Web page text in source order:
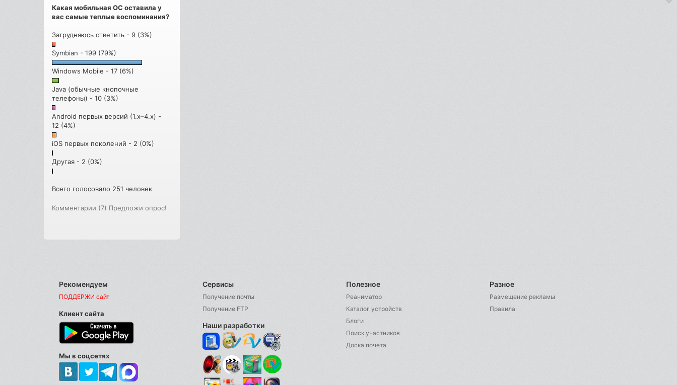
Какая мобильная ОС оставила у
вас самые теплые воспоминания?
Затрудняюсь ответить - 9 (3%)
Symbian - 199 (79%)
Windows Mobile - 17 (6%)
Java (обычные кнопочные
телефоны) - 10 (3%)
Android первых версий (1.x–4.x) -
12 (4%)
iOS первых поколений - 2 (0%)
Другая - 2 (0%)
Всего голосовало 251 человек
Комментарии (7) Предложи опрос!
Рекомендуем
ПОДДЕРЖИ сайт
Клиент сайта
Мы в соцсетях
Сервисы
Получение почты
Получение FTP
Наши разработки
Полезное
Реаниматор
Каталог устройств
Блоги
Поиск участников
Доска почета
Разное
Размещение рекламы
Правила